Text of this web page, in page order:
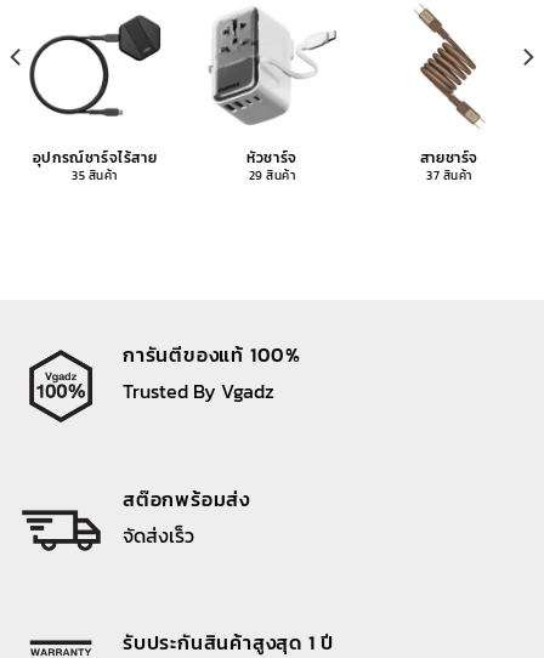
อุปกรณ์ชาร์จไร้สาย
35 สินค้า
หัวชาร์จ
29 สินค้า
สายชาร์จ
37 สินค้า
การันตีของแท้ 100%
Trusted By Vgadz
สต๊อกพร้อมส่ง
จัดส่งเร็ว
รับประกันสินค้าสูงสุด 1 ปี